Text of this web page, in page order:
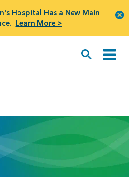
Hospital Has a New Main
Learn More >